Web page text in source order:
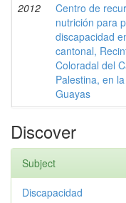
2012
Centro de
nutrición para
discapacidad
cantonal,
Coloradal del
Palestina, en
Guayas
Discover
Subject
Discapacidad